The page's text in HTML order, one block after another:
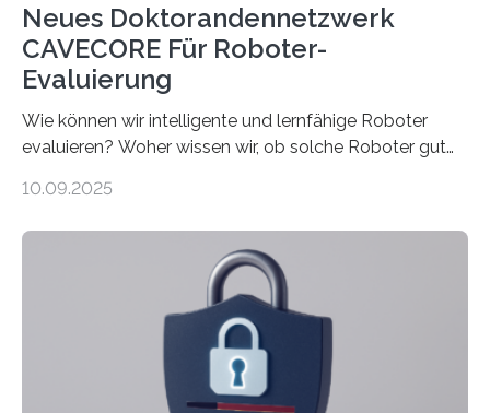
Neues Doktorandennetzwerk
CAVECORE Für Roboter-
Evaluierung
Wie können wir intelligente und lernfähige Roboter
evaluieren? Woher wissen wir, ob solche Roboter gut
sich CAVECORE – ein neues Marie Skłodowska-Curie
koordiniert wird. Ab dem 1. September werden sich
über einen Zeitraum von vier Jahren insgesamt 15
Promovierende im Rahmen von CAVECORE mit
kognitiven Robotern beschäftigen – also mit Robotern,
die mittels Sensoren ihre Umgebung erfassen,
Informationen verarbeiten und häufig auch mit…
10.09.2025